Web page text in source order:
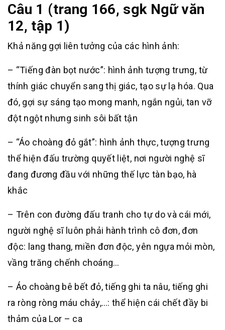
Câu 1 (trang 166, sgk Ngữ văn
12, tập 1)
Khả năng gợi liên tưởng của các hình ảnh:
– “Tiếng đàn bọt nước”: hình ảnh tượng trưng, từ
thính giác chuyển sang thị giác, tạo sự lạ hóa. Qua
đó, gợi sự sáng tạo mong manh, ngắn ngủi, tan vỡ
đột ngột nhưng sinh sôi bất tận
– “Áo choàng đỏ gắt”: hình ảnh thực, tượng trưng
thể hiện đấu trường quyết liệt, nơi người nghệ sĩ
đang đương đầu với những thế lực tàn bạo, hà
khắc
– Trên con đường đấu tranh cho tự do và cái mới,
người nghệ sĩ luôn phải hành trình cô đơn, đơn
độc: lang thang, miền đơn độc, yên ngựa mỏi mòn,
vầng trăng chếnh choáng…
– Áo choàng bê bết đỏ, tiếng ghi ta nâu, tiếng ghi
ra ròng ròng máu chảy,…: thể hiện cái chết đầy bi
thảm của Lor – ca